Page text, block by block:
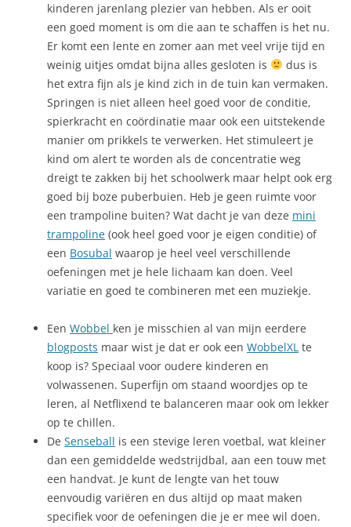
kinderen jarenlang plezier van hebben. Als er ooit
een goed moment is om die aan te schaffen is het nu.
Er komt een lente en zomer aan met veel vrije tijd en
weinig uitjes omdat bijna alles gesloten is
dus is
het extra fijn als je kind zich in de tuin kan vermaken.
Springen is niet alleen heel goed voor de conditie,
spierkracht en coördinatie maar ook een uitstekende
manier om prikkels te verwerken. Het stimuleert je
kind om alert te worden als de concentratie weg
dreigt te zakken bij het schoolwerk maar helpt ook erg
goed bij boze puberbuien. Heb je geen ruimte voor
een trampoline buiten? Wat dacht je van deze mini
trampoline (ook heel goed voor je eigen conditie) of
een Bosubal waarop je heel veel verschillende
oefeningen met je hele lichaam kan doen. Veel
variatie en goed te combineren met een muziekje.
Een Wobbel ken je misschien al van mijn eerdere
blogposts maar wist je dat er ook een WobbelXL te
koop is? Speciaal voor oudere kinderen en
volwassenen. Superfijn om staand woordjes op te
leren, al Netflixend te balanceren maar ook om lekker
op te chillen.
De Senseball is een stevige leren voetbal, wat kleiner
dan een gemiddelde wedstrijdbal, aan een touw met
een handvat. Je kunt de lengte van het touw
eenvoudig variëren en dus altijd op maat maken
specifiek voor de oefeningen die je er mee wil doen.